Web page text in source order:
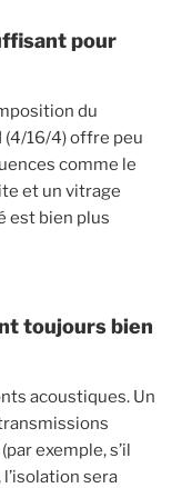
pour
du
(4/16/4) offre peu
comme le
et un vitrage
est bien plus
toujours bien
acoustiques. Un
exemple, s’il
sera